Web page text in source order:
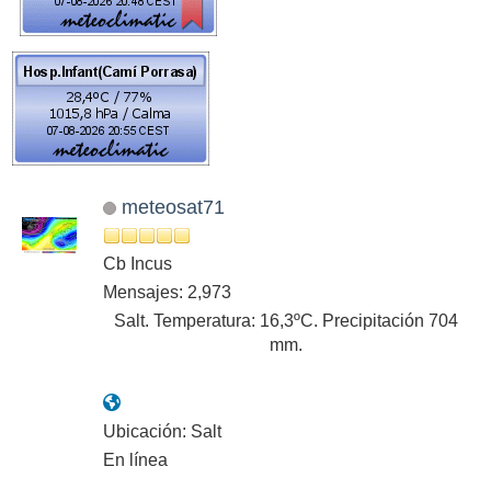
meteosat71
Cb Incus
Mensajes: 2,973
Salt. Temperatura: 16,3ºC. Precipitación 704
mm.
Ubicación: Salt
En línea